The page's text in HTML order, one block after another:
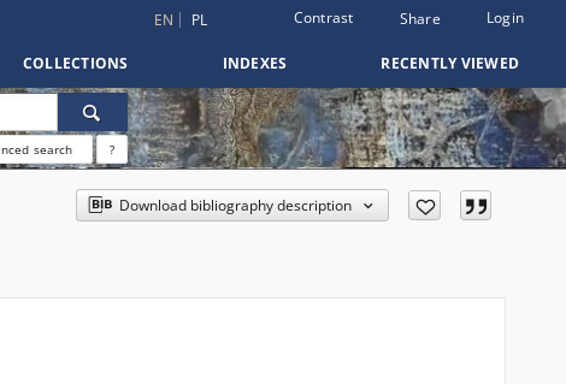
EN PL Contrast Share Login
COLLECTIONS INDEXES RECENTLY VIEWED
search ?
Download bibliography description